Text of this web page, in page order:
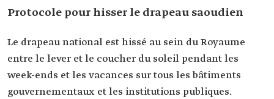
Protocole pour hisser le drapeau saoudien
Le drapeau national est hissé au sein du Royaume
entre le lever et le coucher du soleil pendant les
week-ends et les vacances sur tous les bâtiments
gouvernementaux et les institutions publiques.